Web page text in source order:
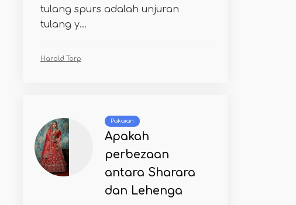
tulang spurs adalah unjuran
tulang y...
Harold Torp
Pakaian
Apakah
perbezaan
antara Sharara
dan Lehenga